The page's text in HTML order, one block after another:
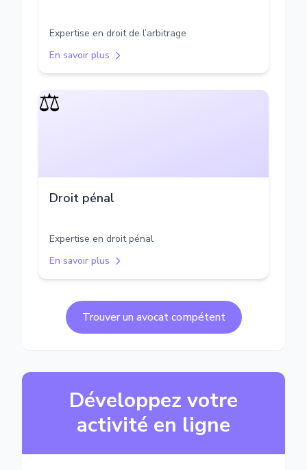
Expertise en droit de l’arbitrage
En savoir plus
⚖️
Droit pénal
Expertise en droit pénal
En savoir plus
Trouver un avocat compétent
Développez votre
activité en ligne